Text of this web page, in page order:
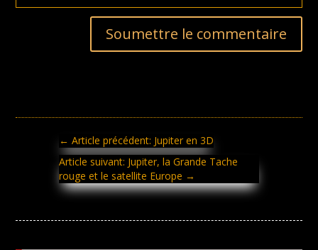
Soumettre le commentaire
← Article précédent: Jupiter en 3D
Article suivant: Jupiter, la Grande Tache
rouge et le satellite Europe →